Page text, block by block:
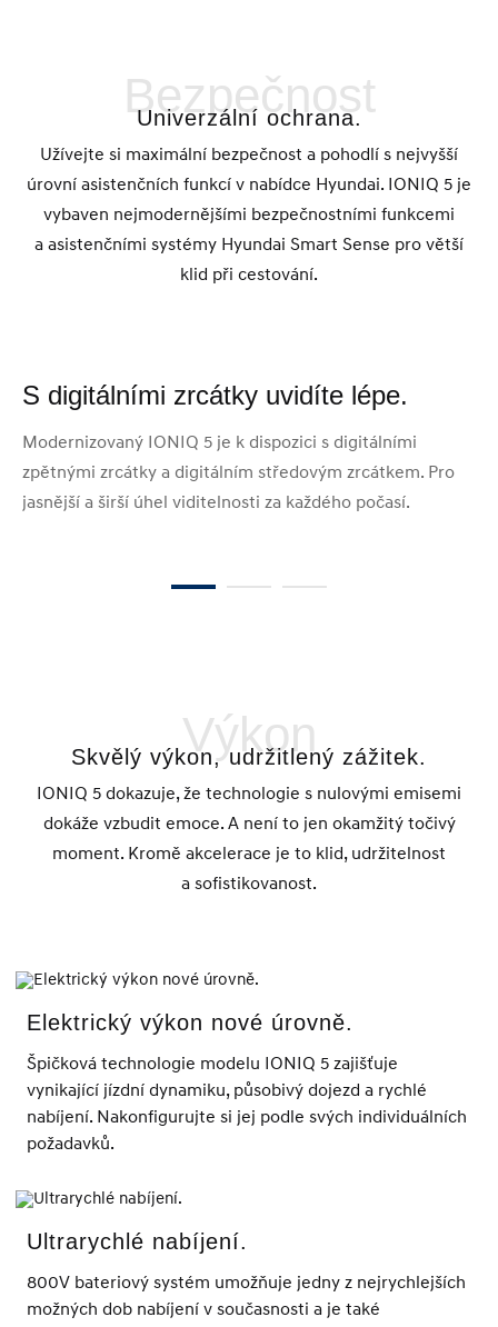
Bezpečnost
Univerzální ochrana.
Užívejte si maximální bezpečnost a pohodlí s nejvyšší
úrovní asistenčních funkcí v nabídce Hyundai. IONIQ 5 je
vybaven nejmodernějšími bezpečnostními funkcemi
a asistenčními systémy Hyundai Smart Sense pro větší
klid při cestování.
S digitálními zrcátky uvidíte lépe.
Modernizovaný IONIQ 5 je k dispozici s digitálními
zpětnými zrcátky a digitálním středovým zrcátkem. Pro
jasnější a širší úhel viditelnosti za každého počasí.
Výkon
Skvělý výkon, udržitlený zážitek.
IONIQ 5 dokazuje, že technologie s nulovými emisemi
dokáže vzbudit emoce. A není to jen okamžitý točivý
moment. Kromě akcelerace je to klid, udržitelnost
a sofistikovanost.
Elektrický výkon nové úrovně.
Špičková technologie modelu IONIQ 5 zajišťuje
vynikající jízdní dynamiku, působivý dojezd a rychlé
nabíjení. Nakonfigurujte si jej podle svých individuálních
požadavků.
Ultrarychlé nabíjení.
800V bateriový systém umožňuje jedny z nejrychlejších
možných dob nabíjení v současnosti a je také